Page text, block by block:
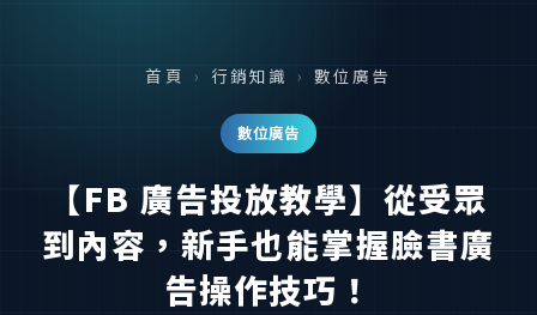
首頁 › 行銷知識 › 數位廣告
數位廣告
【FB 廣告投放教學】從受眾
到內容，新手也能掌握臉書廣
告操作技巧！